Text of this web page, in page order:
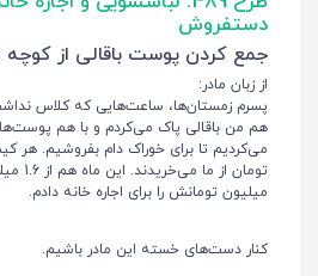
دستفروش
جمع کردن پوست باقالی از کوچه
از زبان مادر:
پسرم زمستان‌ها، ساعت‌هایی که کلاس
هم من باقالی پاک می‌کردم و با هم
میلیون تومانش را برای اجاره خانه دادم.
کنار دست‌های خسته این مادر باشیم.